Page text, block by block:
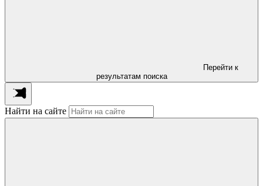
Перейти к
результатам поиска
Найти на сайте